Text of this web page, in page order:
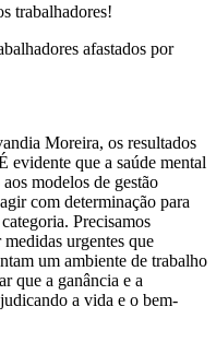
trabalhadores!
afastados por
Moreira, os resultados
evidente que a saúde mental
modelos de gestão
com determinação para
Precisamos
urgentes que
um ambiente de trabalho
que a ganância e a
a vida e o bem-